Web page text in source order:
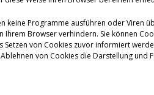
keine Programme ausführen oder Viren
Browser verhindern. Sie können
von Cookies zuvor informiert
von Cookies die Darstellung und